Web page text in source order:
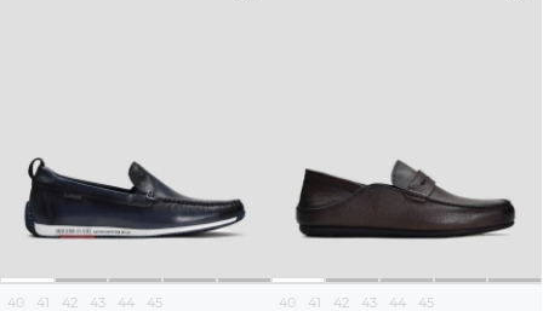
40 41 42 43 44 45 40 41 42 43 44 45